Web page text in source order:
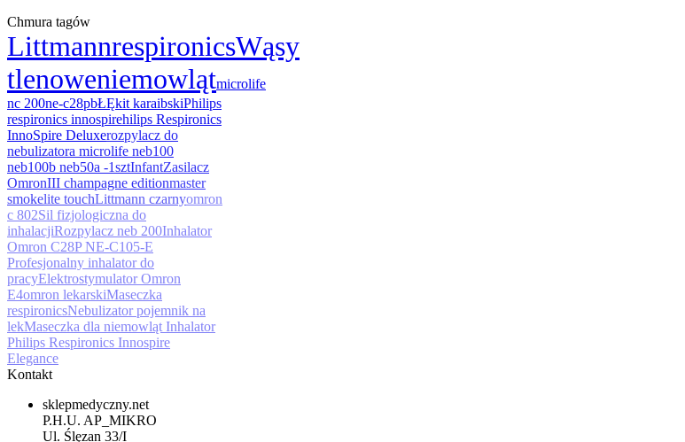
Chmura tagów
LittmannrespironicsWąsy
tlenoweniemowlątmicrolife
nc 200ne-c28pbŁĘkit karaibskiPhilips
respironics innospirehilips Respironics
InnoSpire Deluxerozpylacz do
nebulizatora microlife neb100
neb100b neb50a -1sztInfantZasilacz
OmronIII champagne editionmaster
smokelite touchLittmann czarnyomron
c 802Sil fizjologiczna do
inhalacjiRozpylacz neb 200Inhalator
Omron C28P NE-C105-E
Profesjonalny inhalator do
pracyElektrostymulator Omron
E4omron lekarskiMaseczka
respironicsNebulizator pojemnik na
lekMaseczka dla niemowląt Inhalator
Philips Respironics Innospire
Elegance
Kontakt
sklepmedyczny.net
P.H.U. AP_MIKRO
Ul. Ślęzan 33/I